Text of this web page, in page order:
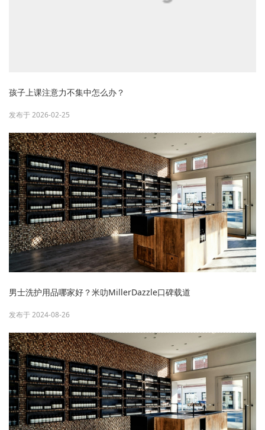
孩子上课注意力不集中怎么办？
发布于 2026-02-25
男士洗护用品哪家好？米叻MillerDazzle口碑载道
发布于 2024-08-26